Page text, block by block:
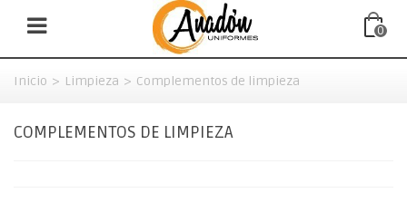
0
Inicio > Limpieza > Complementos de limpieza
COMPLEMENTOS DE LIMPIEZA